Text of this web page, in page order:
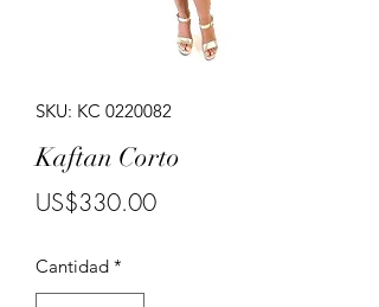
SKU: KC 0220082
Kaftan Corto
US$330.00Precio
Cantidad *